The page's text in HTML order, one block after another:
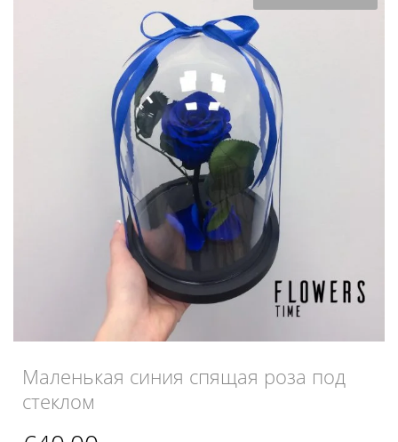
Маленькая синия спящая роза под
стеклом